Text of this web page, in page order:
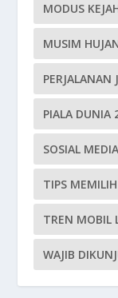
MODUS
MUSIM
PERJALANAN
PIALA DUNIA
SOSIAL MEDIA
TIPS
TREN MOBIL
WAJIB